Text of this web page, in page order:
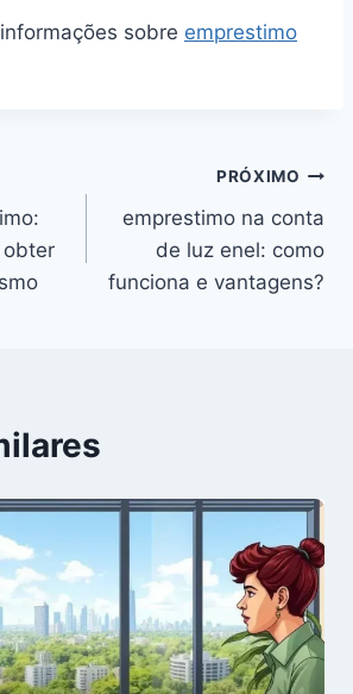
sobre emprestimo
obter
PRÓXIMO
emprestimo na conta
de luz enel: como
funciona e vantagens?